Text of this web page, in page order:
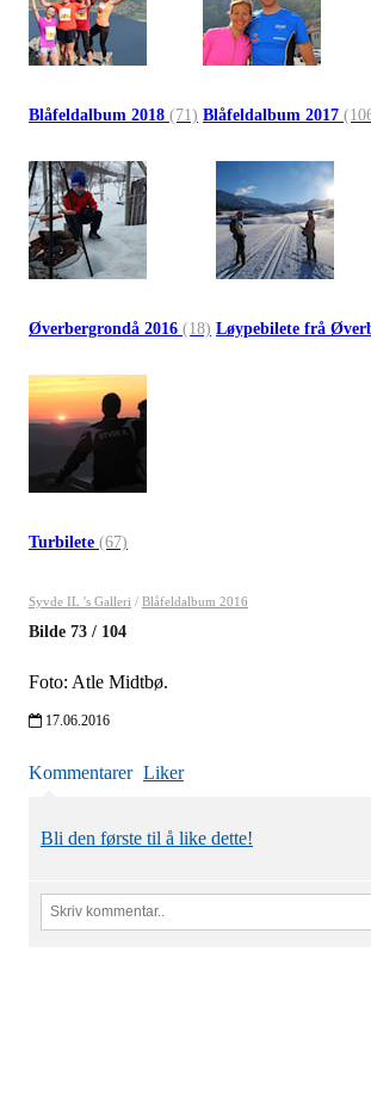
Blåfeldalbum 2018 (71) Blåfeldalbum 2017
Øverbergrondå 2016 (18) Løypebilete frå
Turbilete (67)
Syvde IL 's Galleri / Blåfeldalbum 2016
Bilde 73 / 104
Foto: Atle Midtbø.
17.06.2016
Kommentarer Liker
Bli den første til å like dette!